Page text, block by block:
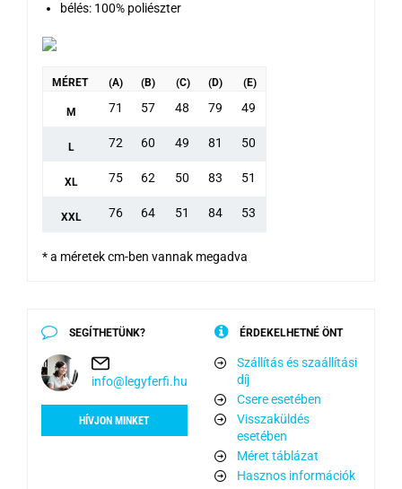
bélés: 100% poliészter
MÉRET (A) (B) (C) (D) (E)
M 71 57 48 79 49
L 72 60 49 81 50
XL 75 62 50 83 51
XXL 76 64 51 84 53
* a méretek cm-ben vannak megadva
SEGÍTHETÜNK?
info@legyferfi.hu
HÍVJON MINKET
ÉRDEKELHETNÉ ÖNT
Szállítás és szaállítási
díj
Csere esetében
Visszaküldés
esetében
Méret táblázat
Hasznos információk